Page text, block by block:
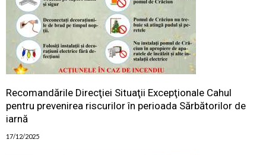
Recomandările Direcţiei Situaţii Excepţionale Cahul
pentru prevenirea riscurilor în perioada Sărbătorilor de
iarnă
17/12/2025